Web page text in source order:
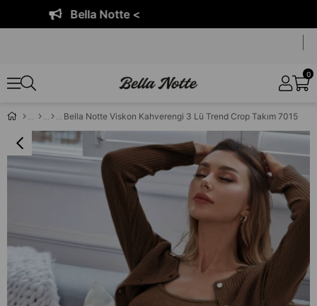
Bella Notte <
0
Bella Notte Viskon Kahverengi 3 Lü Trend Crop Takım 7015